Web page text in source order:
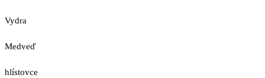
Vydra
Medveď
hlístovce